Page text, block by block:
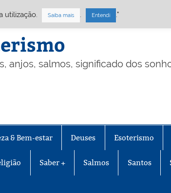
anjos, salmos, significado dos
& Bem-estar Deuses Esoterismo
Saber + Salmos Santos
utilização. Saiba mais . Entendi ."